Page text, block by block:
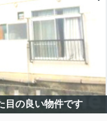
目の良い物件です